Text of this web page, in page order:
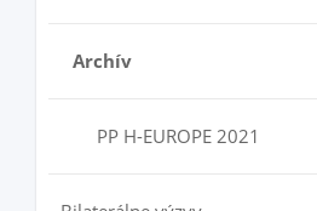
Archív
PP H-EUROPE 2021